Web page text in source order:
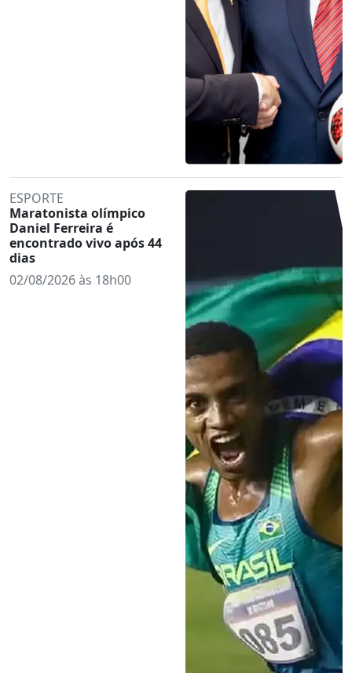
ESPORTE
Maratonista olímpico
Daniel Ferreira é
encontrado vivo após 44
dias
02/08/2026 às 18h00